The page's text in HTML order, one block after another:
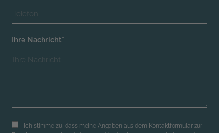
Ihre Nachricht*
Ich stimme zu, dass meine Angaben aus dem Kontaktformular zur